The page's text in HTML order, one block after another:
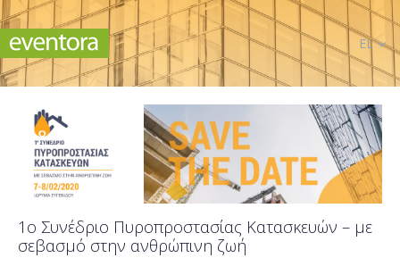
EL
1ο Συνέδριο Πυροπροστασίας Κατασκευών – με
σεβασμό στην ανθρώπινη ζωή